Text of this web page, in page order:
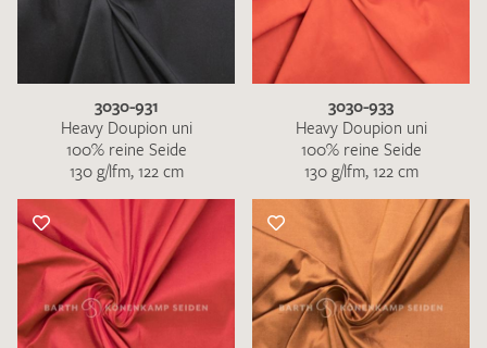
3030-931
Heavy Doupion uni
100% reine Seide
130 g/lfm, 122 cm
3030-933
Heavy Doupion uni
100% reine Seide
130 g/lfm, 122 cm